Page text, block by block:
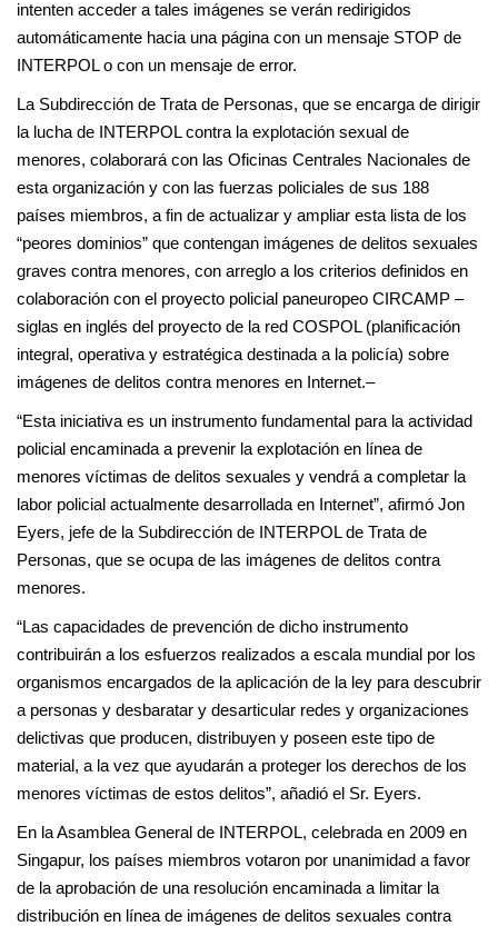
intenten acceder a tales imágenes se verán redirigidos
automáticamente hacia una página con un mensaje STOP de
INTERPOL o con un mensaje de error.
La Subdirección de Trata de Personas, que se encarga de dirigir
la lucha de INTERPOL contra la explotación sexual de
menores, colaborará con las Oficinas Centrales Nacionales de
esta organización y con las fuerzas policiales de sus 188
países miembros, a fin de actualizar y ampliar esta lista de los
“peores dominios” que contengan imágenes de delitos sexuales
graves contra menores, con arreglo a los criterios definidos en
colaboración con el proyecto policial paneuropeo CIRCAMP –
siglas en inglés del proyecto de la red COSPOL (planificación
integral, operativa y estratégica destinada a la policía) sobre
imágenes de delitos contra menores en Internet.–
“Esta iniciativa es un instrumento fundamental para la actividad
policial encaminada a prevenir la explotación en línea de
menores víctimas de delitos sexuales y vendrá a completar la
labor policial actualmente desarrollada en Internet”, afirmó Jon
Eyers, jefe de la Subdirección de INTERPOL de Trata de
Personas, que se ocupa de las imágenes de delitos contra
menores.
“Las capacidades de prevención de dicho instrumento
contribuirán a los esfuerzos realizados a escala mundial por los
organismos encargados de la aplicación de la ley para descubrir
a personas y desbaratar y desarticular redes y organizaciones
delictivas que producen, distribuyen y poseen este tipo de
material, a la vez que ayudarán a proteger los derechos de los
menores víctimas de estos delitos”, añadió el Sr. Eyers.
En la Asamblea General de INTERPOL, celebrada en 2009 en
Singapur, los países miembros votaron por unanimidad a favor
de la aprobación de una resolución encaminada a limitar la
distribución en línea de imágenes de delitos sexuales contra